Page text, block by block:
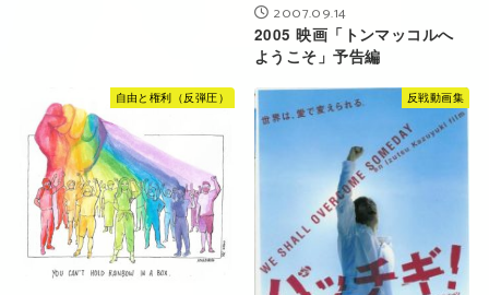
2007.09.14
2005 映画「トンマッコルへ
ようこそ」予告編
自由と権利（反弾圧） 反戦動画集